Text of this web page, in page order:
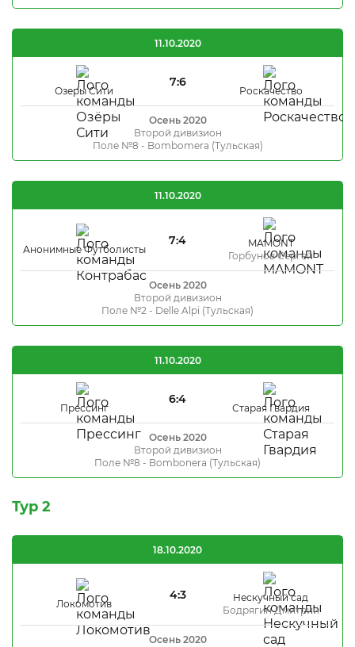
Озеры Сити
7:6
Роскачество
11.10.2020
Осень 2020
Второй дивизион
Поле №8 - Bombomera (Тульская)
Анонимные Футболисты
7:4
MAMONT
Горбунов Сергей
11.10.2020
Осень 2020
Второй дивизион
Поле №2 - Delle Alpi (Тульская)
Прессинг
6:4
Старая Гвардия
11.10.2020
Осень 2020
Второй дивизион
Поле №8 - Bombonera (Тульская)
Тур 2
Локомотив
4:3
Нескучный сад
Бодрягин Дмитрий
18.10.2020
Осень 2020